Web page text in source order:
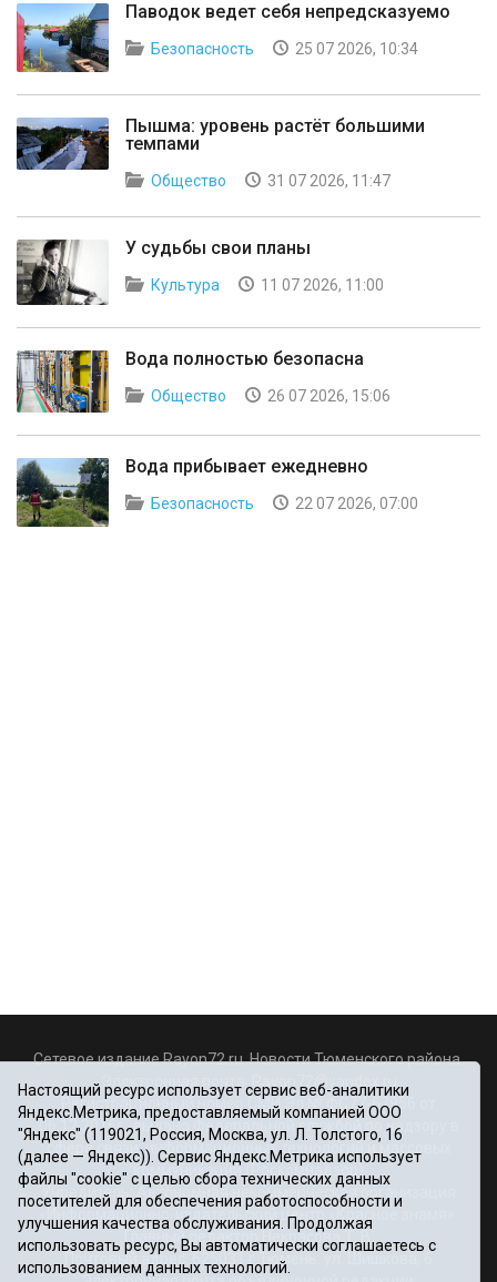
Паводок ведет себя непредсказуемо
Безопасность 25 07 2026, 10:34
Пышма: уровень растёт большими
темпами
Общество 31 07 2026, 11:47
У судьбы свои планы
Культура 11 07 2026, 11:00
Вода полностью безопасна
Общество 26 07 2026, 15:06
Вода прибывает ежедневно
Безопасность 22 07 2026, 07:00
Сетевое издание Rayon72.ru. Новости Тюменского района.
Rayon72@yandex.ru
Регистрационный номер СМИ Эл № ФС77-67956 от
06.12.2016г., выдано Федеральной службой по надзору в
сфере связи, информационных технологий и массовых
коммуникаций (Роскомнадзор)
Учредитель: Автономная некоммерческая организация
«Информационно-издательский центр «Красное знамя».
Главный редактор Некрасова Т. В.
Почтовый адрес: 625031 г.Тюмень. ул. Шишкова, 6
Настоящий ресурс использует сервис веб-аналитики
Яндекс.Метрика, предоставляемый компанией ООО
"Яндекс" (119021, Россия, Москва, ул. Л. Толстого, 16
(далее — Яндекс)). Сервис Яндекс.Метрика использует
файлы "cookie" с целью сбора технических данных
посетителей для обеспечения работоспособности и
улучшения качества обслуживания. Продолжая
использовать ресурс, Вы автоматически соглашаетесь с
использованием данных технологий.